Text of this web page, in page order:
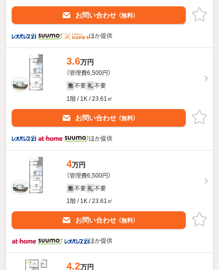
お問い合わせ （無料）
ほか提供
3.6万円
（管理費6,500円）
敷 不要 礼 不要
1階 / 1K / 23.61㎡
お問い合わせ （無料）
ほか提供
4万円
（管理費6,500円）
敷 不要 礼 不要
1階 / 1K / 23.61㎡
お問い合わせ （無料）
ほか提供
4.2万円